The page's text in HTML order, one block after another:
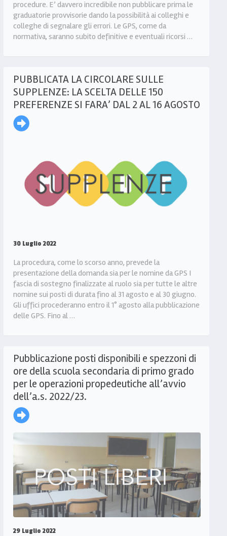
procedure. E’ davvero incredibile non pubblicare prima le
graduatorie provvisorie dando la possibilità ai colleghi e
colleghe di segnalare gli errori. Le GPS, come da
normativa, saranno subito definitive e eventuali ricorsi …
PUBBLICATA LA CIRCOLARE SULLE
SUPPLENZE: LA SCELTA DELLE 150
PREFERENZE SI FARA’ DAL 2 AL 16 AGOSTO
30 Luglio 2022
La procedura, come lo scorso anno, prevede la
presentazione della domanda sia per le nomine da GPS I
fascia di sostegno finalizzate al ruolo sia per tutte le altre
nomine sui posti di durata fino al 31 agosto e al 30 giugno.
Gli uffici procederanno entro il 1° agosto alla pubblicazione
delle GPS. Fino al …
Pubblicazione posti disponibili e spezzoni di
ore della scuola secondaria di primo grado
per le operazioni propedeutiche all’avvio
dell’a.s. 2022/23.
29 Luglio 2022